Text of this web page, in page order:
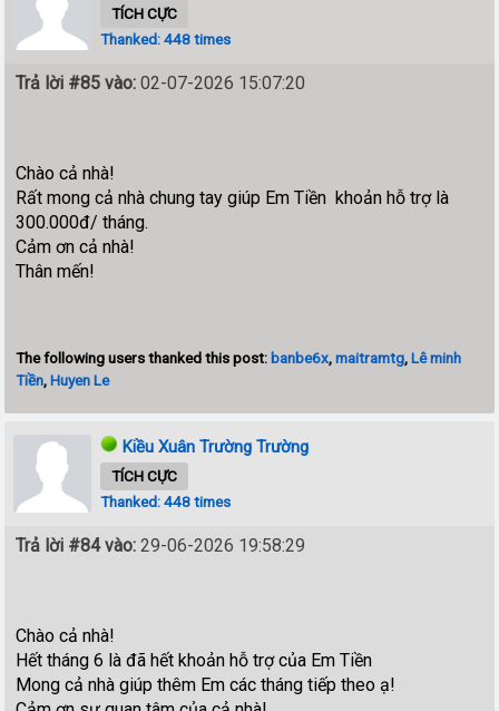
TÍCH CỰC
Thanked: 448 times
Trả lời #85 vào: 02-07-2026 15:07:20
Chào cả nhà!
Rất mong cả nhà chung tay giúp Em Tiền khoản hỗ trợ là
300.000đ/ tháng.
Cảm ơn cả nhà!
Thân mến!
The following users thanked this post: banbe6x,maitramtg,Lê minh
Tiền,Huyen Le
Kiều Xuân Trường Trường
TÍCH CỰC
Thanked: 448 times
Trả lời #84 vào: 29-06-2026 19:58:29
Chào cả nhà!
Hết tháng 6 là đã hết khoản hỗ trợ của Em Tiền
Mong cả nhà giúp thêm Em các tháng tiếp theo ạ!